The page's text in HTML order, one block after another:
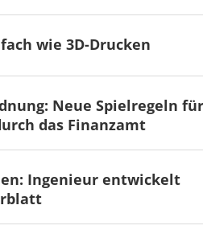
wie 3D-Drucken
Neue Spielregeln
das Finanzamt
Ingenieur entwickelt